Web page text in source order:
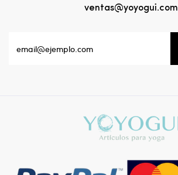
ventas@yoyogui.com